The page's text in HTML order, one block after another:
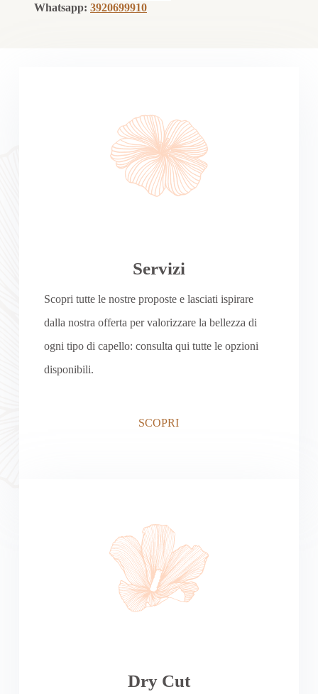
Whatsapp: 3920699910
Servizi
Scopri tutte le nostre proposte e lasciati ispirare
dalla nostra offerta per valorizzare la bellezza di
ogni tipo di capello: consulta qui tutte le opzioni
disponibili.
SCOPRI
Dry Cut